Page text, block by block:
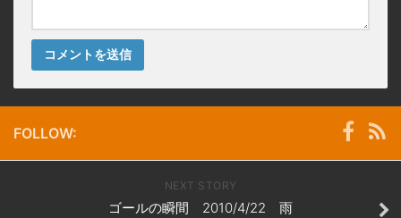
FOLLOW:
NEXT STORY
ゴールの瞬間 2010/4/22 雨